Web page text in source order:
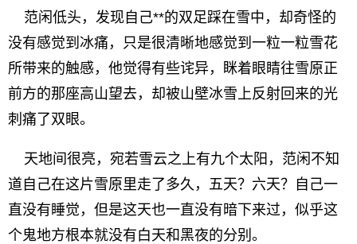
范闲低头，发现自己**的双足踩在雪中，却奇怪的
没有感觉到冰痛，只是很清晰地感觉到一粒一粒雪花
所带来的触感，他觉得有些诧异，眯着眼睛往雪原正
前方的那座高山望去，却被山壁冰雪上反射回来的光
刺痛了双眼。
天地间很亮，宛若雪云之上有九个太阳，范闲不知
道自己在这片雪原里走了多久，五天？六天？自己一
直没有睡觉，但是这天也一直没有暗下来过，似乎这
个鬼地方根本就没有白天和黑夜的分别。